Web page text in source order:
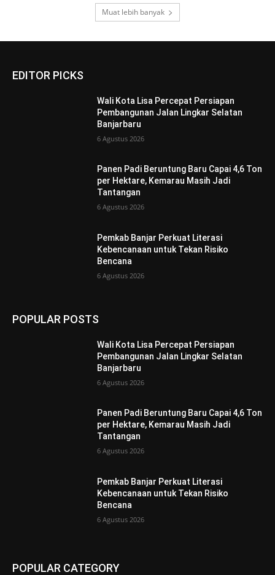
Muat lebih banyak
EDITOR PICKS
Wali Kota Lisa Percepat Persiapan
Pembangunan Jalan Lingkar Selatan
Banjarbaru
6 Agustus 2026
Panen Padi Beruntung Baru Capai 4,6 Ton
per Hektare, Kemarau Masih Jadi
Tantangan
6 Agustus 2026
Pemkab Banjar Perkuat Literasi
Kebencanaan untuk Tekan Risiko
Bencana
6 Agustus 2026
POPULAR POSTS
Wali Kota Lisa Percepat Persiapan
Pembangunan Jalan Lingkar Selatan
Banjarbaru
6 Agustus 2026
Panen Padi Beruntung Baru Capai 4,6 Ton
per Hektare, Kemarau Masih Jadi
Tantangan
6 Agustus 2026
Pemkab Banjar Perkuat Literasi
Kebencanaan untuk Tekan Risiko
Bencana
6 Agustus 2026
POPULAR CATEGORY